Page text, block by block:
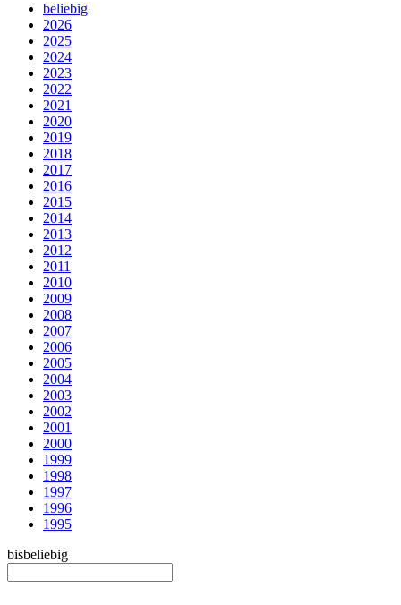
beliebig
2026
2025
2024
2023
2022
2021
2020
2019
2018
2017
2016
2015
2014
2013
2012
2011
2010
2009
2008
2007
2006
2005
2004
2003
2002
2001
2000
1999
1998
1997
1996
1995
bisbeliebig